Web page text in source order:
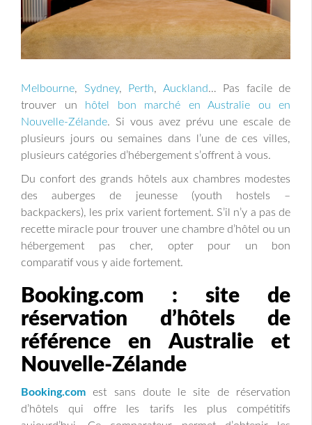
Melbourne, Sydney, Perth, Auckland… Pas facile de
trouver un
hôtel bon marché en Australie ou en
Nouvelle-Zélande. Si vous avez prévu une escale de
plusieurs jours ou semaines dans l’une de ces villes,
plusieurs catégories d’hébergement s’offrent à vous.
Du confort des grands hôtels aux chambres modestes
des auberges de jeunesse (youth hostels –
backpackers), les prix varient fortement. S’il n’y a pas de
recette miracle pour trouver une chambre d’hôtel ou un
hébergement pas cher, opter pour un bon
comparatif vous y aide fortement.
Booking.com : site de
réservation d’hôtels de
référence en Australie et
Nouvelle-Zélande
Booking.com
est sans doute le site de réservation
d’hôtels qui offre les tarifs les plus compétitifs